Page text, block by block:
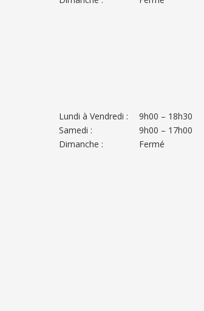
Lundi à Vendredi :
Samedi :
Dimanche :
9h00 – 18h30
9h00 – 17h00
Fermé